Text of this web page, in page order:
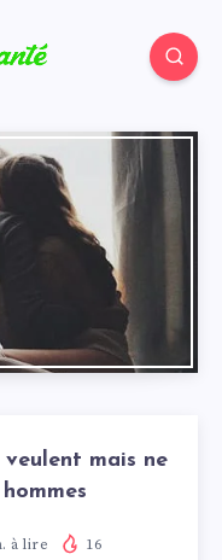
veulent mais ne
à lire 16